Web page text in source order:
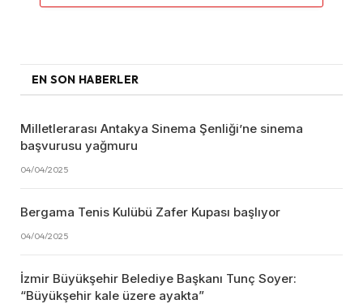
EN SON HABERLER
Milletlerarası Antakya Sinema Şenliği’ne sinema
başvurusu yağmuru
04/04/2025
Bergama Tenis Kulübü Zafer Kupası başlıyor
04/04/2025
İzmir Büyükşehir Belediye Başkanı Tunç Soyer:
“Büyükşehir kale üzere ayakta”